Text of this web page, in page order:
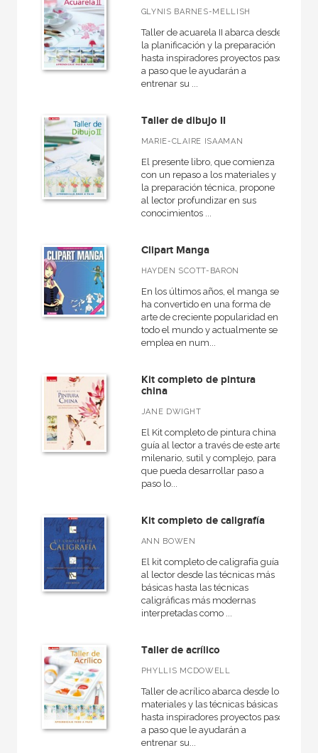
GLYNIS BARNES-MELLISH
Taller de acuarela II abarca desde
la planificación y la preparación
hasta inspiradores proyectos paso
a paso que le ayudarán a
entrenar su ...
Taller de dibujo II
MARIE-CLAIRE ISAAMAN
El presente libro, que comienza
con un repaso a los materiales y
la preparación técnica, propone
al lector profundizar en sus
conocimientos ...
Clipart Manga
HAYDEN SCOTT-BARON
En los últimos años, el manga se
ha convertido en una forma de
arte de creciente popularidad en
todo el mundo y actualmente se
emplea en num...
Kit completo de pintura
china
JANE DWIGHT
El Kit completo de pintura china
guía al lector a través de este arte
milenario, sutil y complejo, para
que pueda desarrollar paso a
paso lo...
Kit completo de caligrafía
ANN BOWEN
El kit completo de caligrafía guía
al lector desde las técnicas más
básicas hasta las técnicas
caligráficas más modernas
interpretadas como ...
Taller de acrílico
PHYLLIS MCDOWELL
Taller de acrílico abarca desde los
materiales y las técnicas básicas
hasta inspiradores proyectos paso
a paso que le ayudarán a
entrenar su...